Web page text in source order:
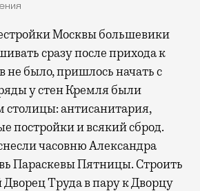
сразу после прихода к
не было, пришлось начать с
у стен Кремля были
антисанитария,
постройки и всякий сброд.
часовню Александра
Параскевы Пятницы. Строить
Труда в пару к Дворцу